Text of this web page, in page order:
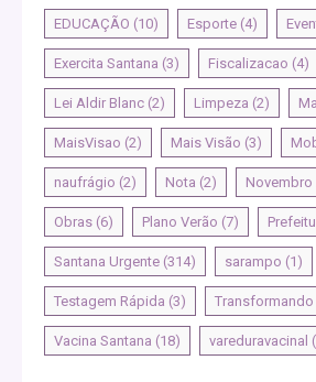
EDUCAÇÃO (10) Esporte (4)
Exercita Santana (3) Fiscalizacao (4)
Lei Aldir Blanc (2) Limpeza (2)
MaisVisao (2) Mais Visão (3)
naufrágio (2) Nota (2) Novembro
Obras (6) Plano Verão (7)
Santana Urgente (314) sarampo (1)
Testagem Rápida (3)
Vacina Santana (18) vareduravacinal